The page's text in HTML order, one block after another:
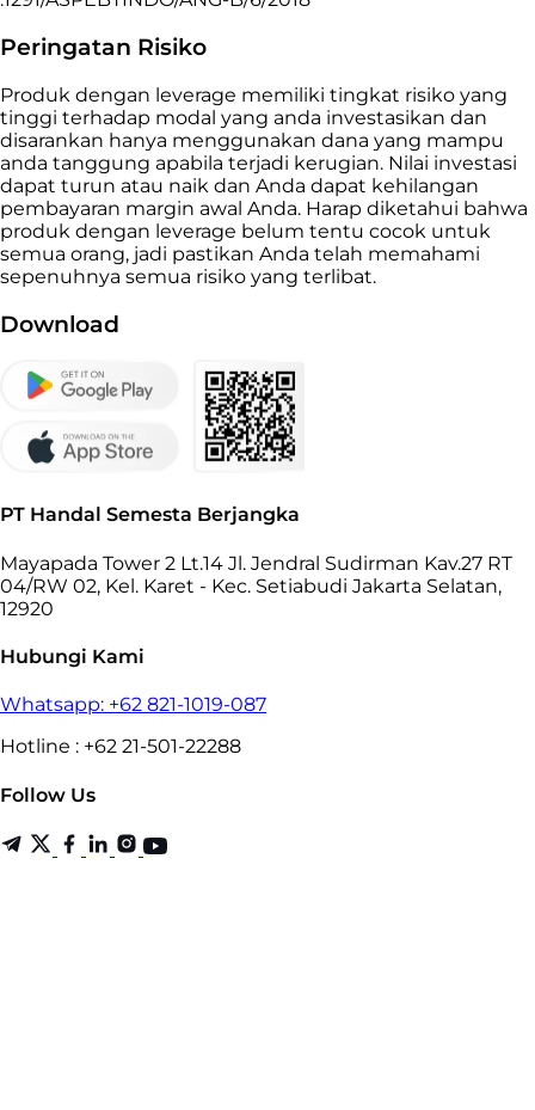
Peringatan Risiko
Produk dengan leverage memiliki tingkat risiko yang
tinggi terhadap modal yang anda investasikan dan
disarankan hanya menggunakan dana yang mampu
anda tanggung apabila terjadi kerugian. Nilai investasi
dapat turun atau naik dan Anda dapat kehilangan
pembayaran margin awal Anda. Harap diketahui bahwa
produk dengan leverage belum tentu cocok untuk
semua orang, jadi pastikan Anda telah memahami
sepenuhnya semua risiko yang terlibat.
Download
PT Handal Semesta Berjangka
Mayapada Tower 2 Lt.14 Jl. Jendral Sudirman Kav.27 RT
04/RW 02, Kel. Karet - Kec. Setiabudi Jakarta Selatan,
12920
Hubungi Kami
Whatsapp: +62 821-1019-087
Hotline : +62 21-501-22288
Follow Us